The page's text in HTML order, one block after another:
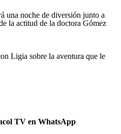
una noche de diversión junto a
la actitud de la doctora Gómez
Ligia sobre la aventura que le
TV en WhatsApp